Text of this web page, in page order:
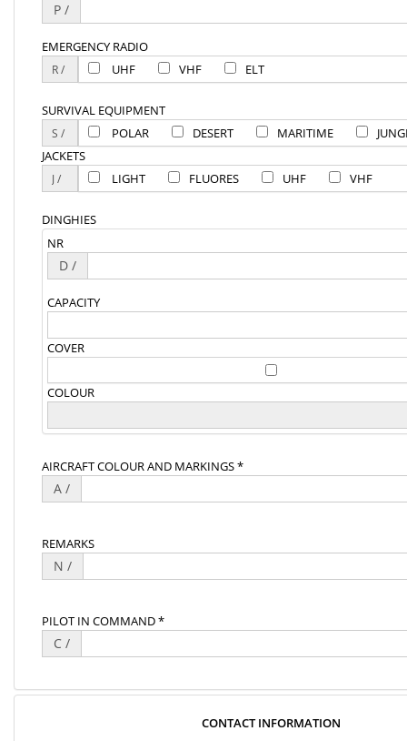
P /
EMERGENCY RADIO
UHF
VHF ELT
SURVIVAL EQUIPMENT
POLAR
DESERT MARITIME
JACKETS
LIGHT
FLUORES UHF VHF
DINGHIES
NR
D /
CAPACITY
COVER
COLOUR
AIRCRAFT COLOUR AND MARKINGS *
A /
REMARKS
N /
PILOT IN COMMAND *
C /
CONTACT INFORMATION